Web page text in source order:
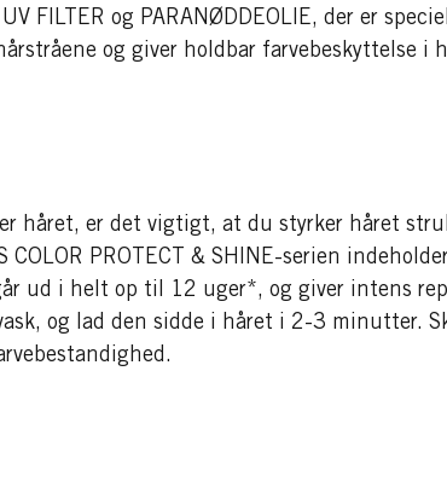
FILTER og PARANØDDEOLIE, der er
og giver holdbar farvebeskyttelse i
håret, er det vigtigt, at du styrker håret
COLOR PROTECT & SHINE-serien
ud i helt op til 12 uger*, og giver intens
og lad den sidde i håret i 2-3 minutter.